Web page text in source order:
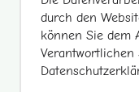
durch den
können Sie dem
Verantwortlichen